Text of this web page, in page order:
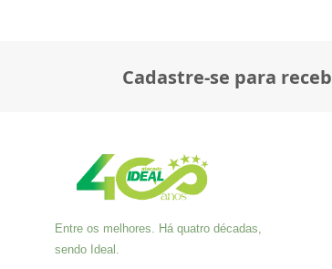
Cadastre-se para
Entre os melhores. Há quatro décadas,
sendo Ideal.